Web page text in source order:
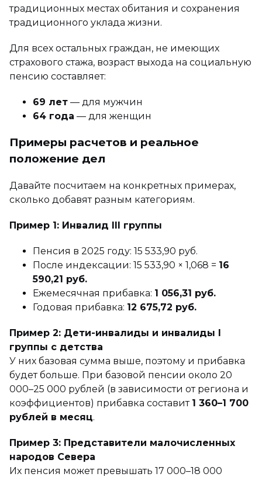
традиционных местах обитания и сохранения
традиционного уклада жизни.
Для всех остальных граждан, не имеющих
страхового стажа, возраст выхода на социальную
пенсию составляет:
69 лет — для мужчин
64 года — для женщин
Примеры расчетов и реальное
положение дел
Давайте посчитаем на конкретных примерах,
сколько добавят разным категориям.
Пример 1: Инвалид III группы
Пенсия в 2025 году: 15 533,90 руб.
После индексации: 15 533,90 × 1,068 = 16
590,21 руб.
Ежемесячная прибавка: 1 056,31 руб.
Годовая прибавка: 12 675,72 руб.
Пример 2: Дети-инвалиды и инвалиды I
группы с детства
У них базовая сумма выше, поэтому и прибавка
будет больше. При базовой пенсии около 20
000–25 000 рублей (в зависимости от региона и
коэффициентов) прибавка составит 1 360–1 700
рублей в месяц.
Пример 3: Представители малочисленных
народов Севера
Их пенсия может превышать 17 000–18 000